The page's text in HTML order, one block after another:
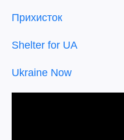
Прихисток
Shelter for UA
Ukraine Now